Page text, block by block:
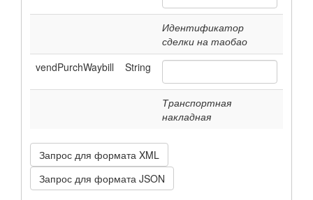
Идентификатор
сделки на таобао
vendPurchWaybill
String
Транспортная
накладная
Запрос для формата XML
Запрос для формата JSON